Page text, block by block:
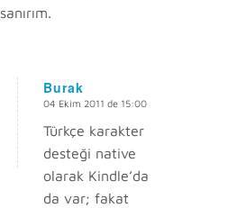
sanırım.
Burak
says:
04 Ekim 2011 de 15:00
Türkçe karakter
desteği native
olarak Kindle’da
da var; fakat